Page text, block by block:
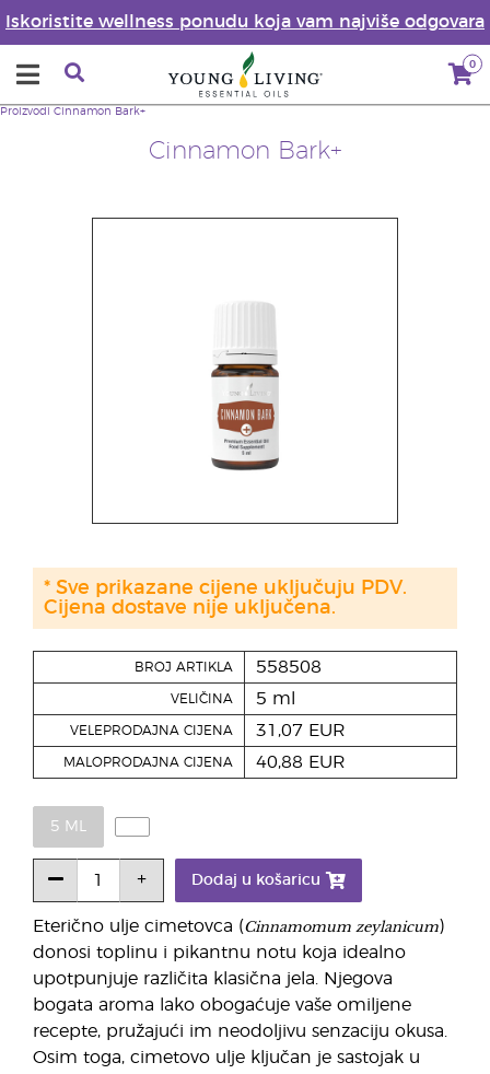
Iskoristite wellness ponudu koja vam najviše odgovara
0
Cinnamon Bark+
Proizvodi Cinnamon Bark+
Eterično ulje cimetovca (Cinnamomum zeylanicum)
donosi toplinu i pikantnu notu koja idealno
upotpunjuje različita klasična jela. Njegova
bogata aroma lako obogaćuje vaše omiljene
recepte, pružajući im neodoljivu senzaciju okusa.
Osim toga, cimetovo ulje ključan je sastojak u
BROJ ARTIKLA 558508
VELIČINA 5 ml
VELEPRODAJNA CIJENA 31,07 EUR
MALOPRODAJNA CIJENA 40,88 EUR
5 ML
Dodaj u košaricu
* Sve prikazane cijene uključuju PDV.
Cijena dostave nije uključena.